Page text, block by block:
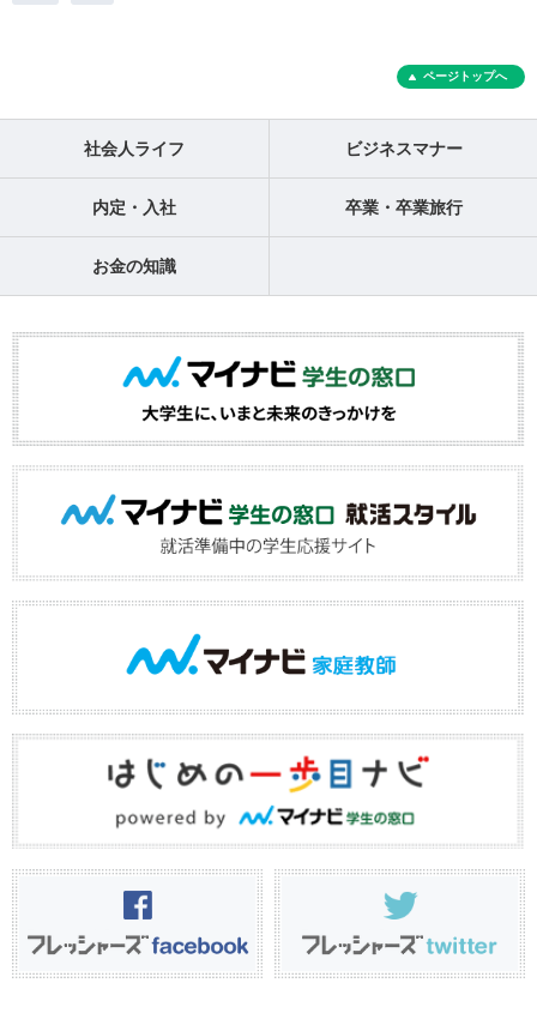
ページトップへ
社会人ライフ ビジネスマナー
内定・入社 卒業・卒業旅行
お金の知識